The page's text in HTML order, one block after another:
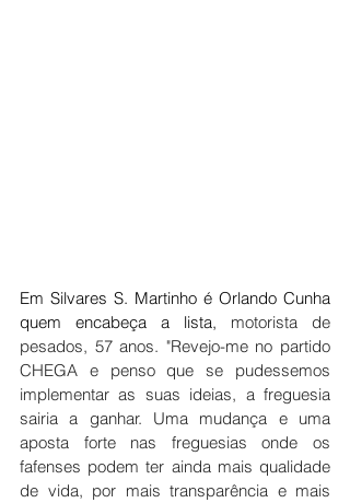
Em Silvares S. Martinho é Orlando Cunha
quem encabeça a lista, motorista de
pesados, 57 anos. "Revejo-me no partido
CHEGA e penso que se pudessemos
implementar as suas ideias, a freguesia
sairia a ganhar. Uma mudança e uma
aposta forte nas freguesias onde os
fafenses podem ter ainda mais qualidade
de vida, por mais transparência e mais